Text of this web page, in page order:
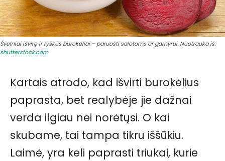
Švelniai išvirę ir ryškūs burokėliai – paruošti salotoms ar garnyrui. Nuotrauka iš:
shutterstock.com
Kartais atrodo, kad išvirti burokėlius
paprasta, bet realybėje jie dažnai
verda ilgiau nei norėtųsi. O kai
skubame, tai tampa tikru iššūkiu.
Laimė, yra keli paprasti triukai, kurie